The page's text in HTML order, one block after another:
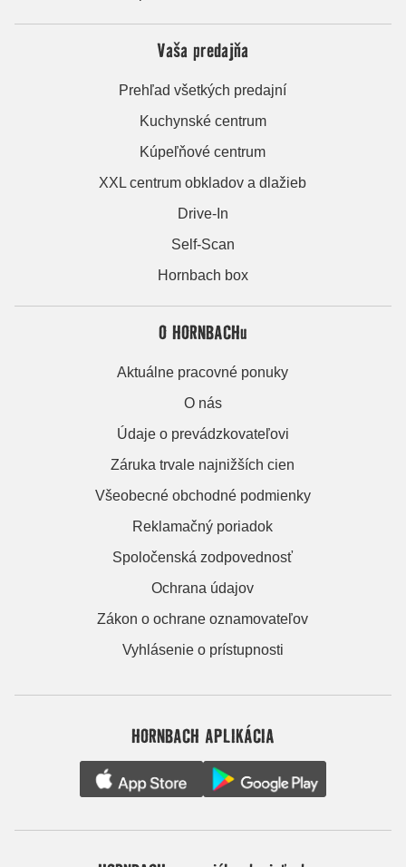
Vaša predajňa
Prehľad všetkých predajní
Kuchynské centrum
Kúpeľňové centrum
XXL centrum obkladov a dlažieb
Drive-In
Self-Scan
Hornbach box
O HORNBACHu
Aktuálne pracovné ponuky
O nás
Údaje o prevádzkovateľovi
Záruka trvale najnižších cien
Všeobecné obchodné podmienky
Reklamačný poriadok
Spoločenská zodpovednosť
Ochrana údajov
Zákon o ochrane oznamovateľov
Vyhlásenie o prístupnosti
HORNBACH APLIKÁCIA